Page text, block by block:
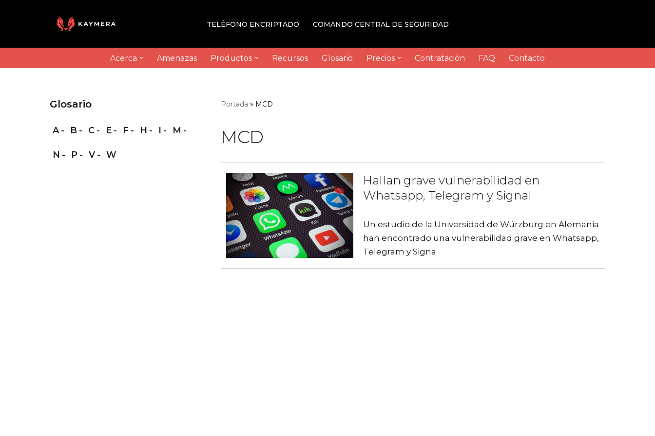
TELÉFONO ENCRIPTADO COMANDO CENTRAL DE SEGURIDAD
Acerca Amenazas Productos Recursos Glosario Precios Contratación FAQ Contacto
Glosario
A B C E F H I M
N P V W
Portada » MCD
MCD
Hallan grave vulnerabilidad en
Whatsapp, Telegram y Signal
Un estudio de la Universidad de Würzburg en Alemania
han encontrado una vulnerabilidad grave en Whatsapp,
Telegram y Signa